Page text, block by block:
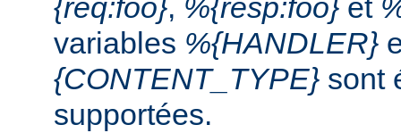
{req:foo}, %{resp:foo} et
variables %{HANDLER}
{CONTENT_TYPE} sont
supportées.